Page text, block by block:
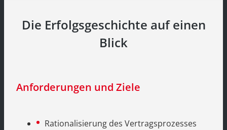
Die Erfolgsgeschichte auf einen
Blick
Anforderungen und Ziele
Rationalisierung des Vertragsprozesses